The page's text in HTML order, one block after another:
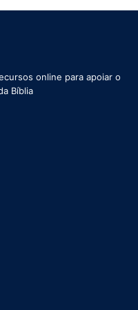
online para apoiar o
Bíblia